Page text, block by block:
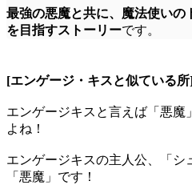
最強の悪魔と共に、魔法使いの
を目指すストーリーです。
[エンゲージ・キスと似ている
エンゲージキスと言えば「悪魔
よね！
エンゲージキスの主人公、「シ
「悪魔」です！